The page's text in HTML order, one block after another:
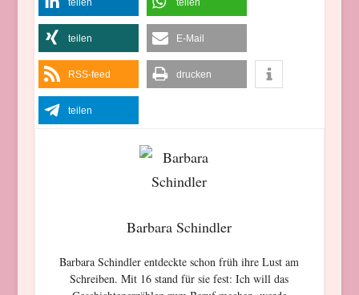
teilen E-Mail
RSS-feed drucken
teilen
Barbara Schindler
Barbara Schindler entdeckte schon früh ihre Lust am
Schreiben. Mit 16 stand für sie fest: Ich will das